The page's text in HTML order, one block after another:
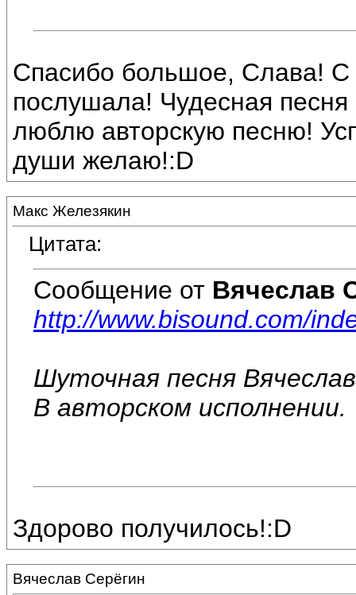
Спасибо большое, Слава!
послушала! Чудесная
люблю авторскую песню!
души желаю!:D
Макс Железякин
Цитата:
Сообщение от Вячеслав
http://www.bisound.com/
Шуточная песня
В авторском исполнении.
Здорово получилось!:D
Вячеслав Серёгин